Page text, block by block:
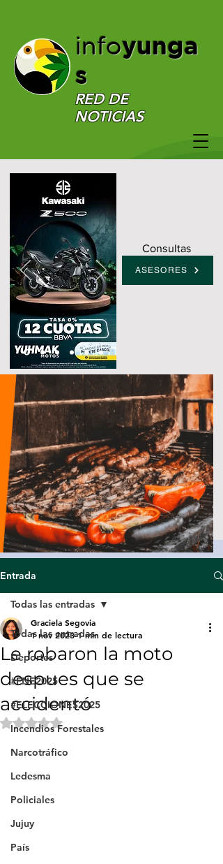
infoyunga
s
RED DE
NOTICIAS
Consultas
ASESORES
Entrada
Todas las entradas
Deportes
#FNE2025
#ELECCIONES2025
Incendios Forestales
Narcotráfico
Ledesma
Policiales
Jujuy
País
Todas las entradas
Le robaron la moto
despues que se
accidentó
Graciela Segovia
1 nov 2023 1 min de lectura
Obtuvo NaN de 5 estrellas.